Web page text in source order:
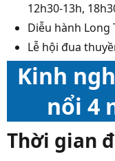
12h30-13h,
Diễu hành Long
Lễ hội đua
Kinh
nổi 4
Thời gian